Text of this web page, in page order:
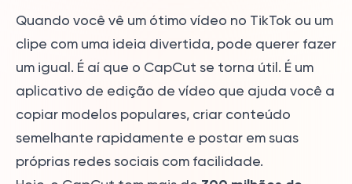
Quando você vê um ótimo vídeo no TikTok ou um
clipe com uma ideia divertida, pode querer fazer
um igual. É aí que o CapCut se torna útil. É um
aplicativo de edição de vídeo que ajuda você a
copiar modelos populares, criar conteúdo
semelhante rapidamente e postar em suas
próprias redes sociais com facilidade.